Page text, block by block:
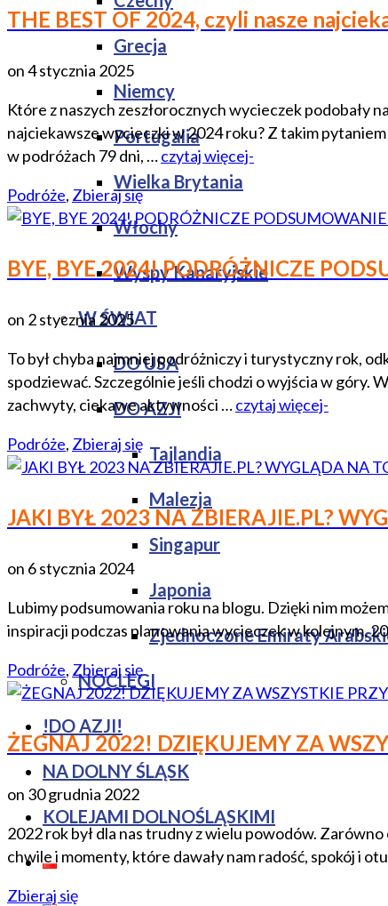
Grecja
Niemcy
Portugalia
Wielka Brytania
Włochy
Wyspy Kanaryjskie
W ŚWIAT
DO USA
DO AZJI
Tajlandia
Malezja
Singapur
Japonia
Zjednoczone Emiraty
NOCLEGI
!DO AZJI!
NA DOLNY ŚLĄSK
KOLEJAMI DOLNOŚLĄSKIMI
THE BEST OF 2024, czyli nasze
on4 stycznia 2025
Które z naszych zeszłorocznych wycieczek podobały
najciekawsze wycieczki w 2024 roku? Z takim
w podróżach 79 dni, …czytaj więcej-
Podróże, Zbieraj się
BYE, BYE 2024! PODRÓŻNICZE
on 2 stycznia 2025
To był chyba najmniej podróżniczy i turystyczny rok,
spodziewać. Szczególnie jeśli chodzi o wyjścia w góry.
zachwyty, ciekawe aktywności …czytaj więcej-
Podróże, Zbieraj się
JAKI BYŁ 2023 NA ZBIERAJIE.PL?
on 6 stycznia 2024
Lubimy podsumowania roku na blogu. Dzięki nim
inspiracji podczas planowania wycieczek w kolejnym,
Podróże, Zbieraj się
ŻEGNAJ 2022! DZIĘKUJEMY ZA
on 30 grudnia 2022
2022 rok był dla nas trudny z wielu powodów.
chwile i momenty, które dawały nam radość, spokój i
Zbieraj się